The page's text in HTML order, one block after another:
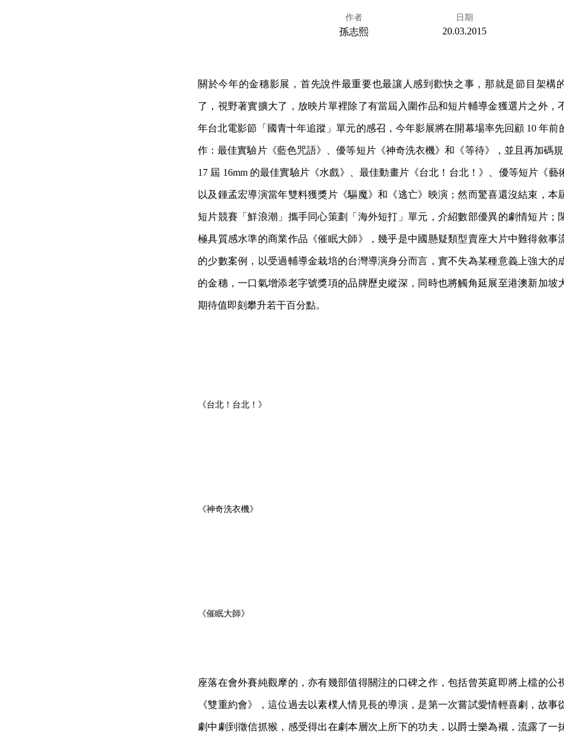
作者
孫志熙
日期
20.03.2015
關於今年的金穗影展，首先說件最重要也最讓人感到歡快之事，那就是節目架構
了，視野著實擴大了，放映片單裡除了有當屆入圍作品和短片輔導金獲選片之外，
年台北電影節「國青十年追蹤」單元的感召，今年影展將在開幕場率先回顧 10 年前
作：最佳實驗片《藍色咒語》、優等短片《神奇洗衣機》和《等待》，並且再加碼
17 屆 16mm 的最佳實驗片《水戲》、最佳動畫片《台北！台北！》、優等短片《藝
以及鍾孟宏導演當年雙料獲獎片《驅魔》和《逃亡》映演；然而驚喜還沒結束，本
短片競賽「鮮浪潮」攜手同心策劃「海外短打」單元，介紹數部優異的劇情短片；
極具質感水準的商業作品《催眠大師》，幾乎是中國懸疑類型賣座大片中難得敘事
的少數案例，以受過輔導金栽培的台灣導演身分而言，實不失為某種意義上強大的
的金穗，一口氣增添老字號獎項的品牌歷史縱深，同時也將觸角延展至港澳新加坡
期待值即刻攀升若干百分點。
《台北！台北！》
《神奇洗衣機》
《催眠大師》
座落在會外賽純觀摩的，亦有幾部值得關注的口碑之作，包括曾英庭即將上檔的公
《雙重約會》，這位過去以素樸人情見長的導演，是第一次嘗試愛情輕喜劇，故事
劇中劇到徵信抓猴，感受得出在劇本層次上所下的功夫，以爵士樂為襯，流露了一